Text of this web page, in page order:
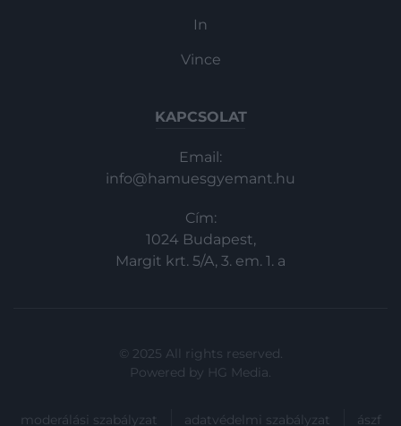
In
Vince
KAPCSOLAT
Email:
info@hamuesgyemant.hu
Cím:
1024 Budapest,
Margit krt. 5/A, 3. em. 1. a
© 2025 All rights reserved.
Powered by HG Media.
moderálási szabályzat adatvédelmi szabályzat ászf